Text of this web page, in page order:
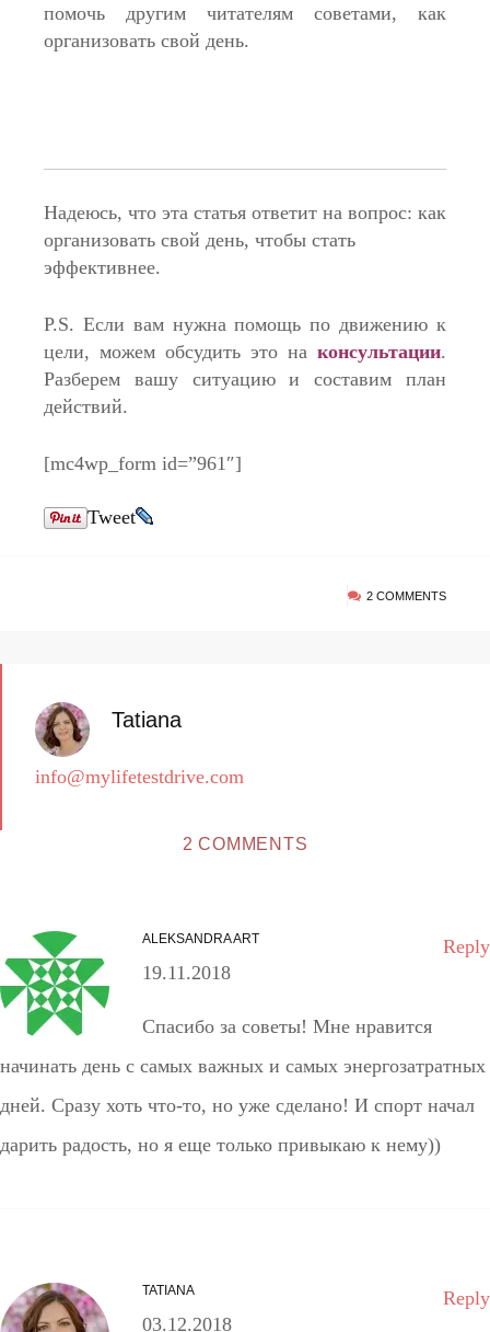
помочь другим читателям советами, как
организовать свой день.
Надеюсь, что эта статья ответит на вопрос: как
организовать свой день, чтобы стать
эффективнее.
P.S. Если вам нужна помощь по движению к
цели, можем обсудить это на консультации.
Разберем вашу ситуацию и составим план
действий.
[mc4wp_form id=”961″]
Tweet
2 COMMENTS
Tatiana
info@mylifetestdrive.com
2 COMMENTS
ALEKSANDRA ART
19.11.2018
Спасибо за советы! Мне нравится
начинать день с самых важных и самых энергозатратных
дней. Сразу хоть что-то, но уже сделано! И спорт начал
дарить радость, но я еще только привыкаю к нему))
Reply
TATIANA
03.12.2018
Reply